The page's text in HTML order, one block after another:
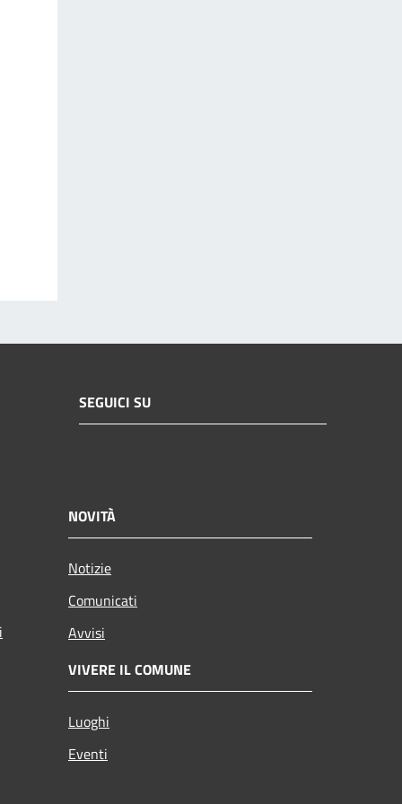
SEGUICI SU
NOVITÀ
Notizie
Comunicati
Avvisi
VIVERE IL COMUNE
Luoghi
Eventi